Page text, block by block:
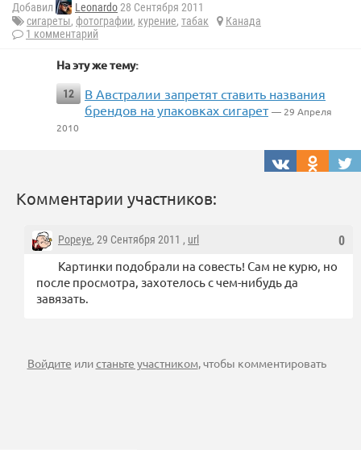
Добавил Leonardo28 Сентября 2011
сигареты, фотографии, курение, табак
Канада
1 комментарий
На эту же тему:
12
В Австралии запретят ставить названия
брендов на упаковках сигарет — 29 Апреля
2010
Комментарии участников:
0
Popeye, 29 Сентября 2011 , url
Картинки подобрали на совесть! Сам не курю, но
после просмотра, захотелось с чем-нибудь да
завязать.
Войдите илистаньте участником, чтобы комментировать